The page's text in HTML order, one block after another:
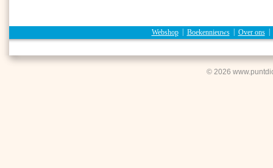
Webshop| Boekennieuws| Over ons|
© 2026